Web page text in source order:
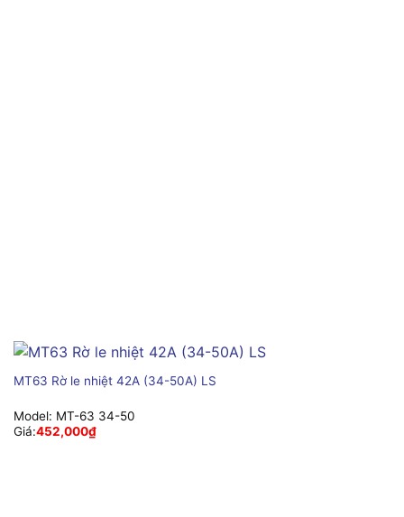
MT63 Rờ le nhiệt 42A (34-50A) LS
Model: MT-63 34-50
Giá:452,000₫